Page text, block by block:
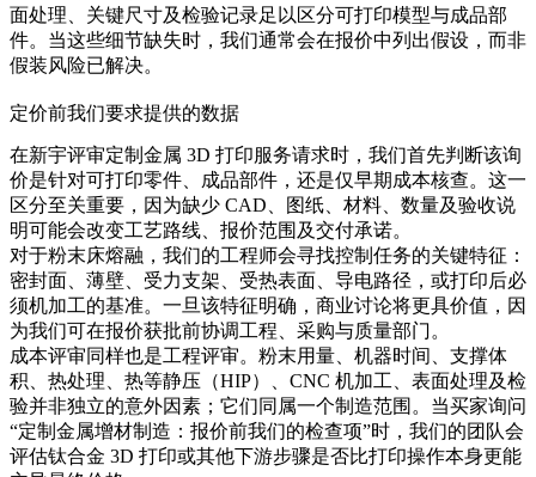
面处理、关键尺寸及检验记录足以区分可打印模型与成品部
件。当这些细节缺失时，我们通常会在报价中列出假设，而非
假装风险已解决。
定价前我们要求提供的数据
在新宇评审定制金属 3D 打印服务请求时，我们首先判断该询
价是针对可打印零件、成品部件，还是仅早期成本核查。这一
区分至关重要，因为缺少 CAD、图纸、材料、数量及验收说
明可能会改变工艺路线、报价范围及交付承诺。
对于粉末床熔融 ，我们的工程师会寻找控制任务的关键特征：
密封面、薄壁、受力支架、受热表面、导电路径，或打印后必
须机加工的基准。一旦该特征明确，商业讨论将更具价值，因
为我们可在报价获批前协调工程、采购与质量部门。
成本评审同样也是工程评审。粉末用量、机器时间、支撑体
积、热处理、热等静压（HIP）、CNC 机加工、表面处理及检
验并非独立的意外因素；它们同属一个制造范围。当买家询问
“定制金属增材制造：报价前我们的检查项”时，我们的团队会
评估钛合金 3D 打印或其他下游步骤是否比打印操作本身更能